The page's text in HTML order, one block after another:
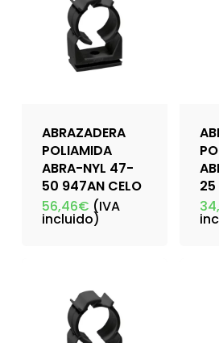
ABRAZADERA
POLIAMIDA
ABRA-NYL 47-
50 947AN CELO
56,46€ (IVA
incluido)
25